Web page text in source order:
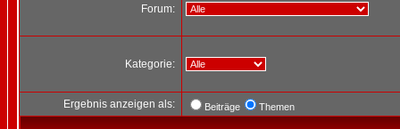
Forum:
Kategorie:
Ergebnis anzeigen als: Beiträge Themen